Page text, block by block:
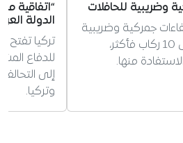
وضريبية للحافلات
جمركية وضريبية
للحافلات المخصصة لنقل 10 ركاب فأكثر،
منها.
“اتفاقية
الدولة
تركيا تفتح
للدفاع
إلى
وتركيا.